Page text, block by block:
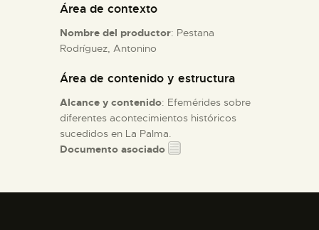
Área de contexto
Nombre del productor: Pestana
Rodríguez, Antonino
Área de contenido y estructura
Alcance y contenido: Efemérides sobre
diferentes acontecimientos históricos
sucedidos en La Palma.
Documento asociado